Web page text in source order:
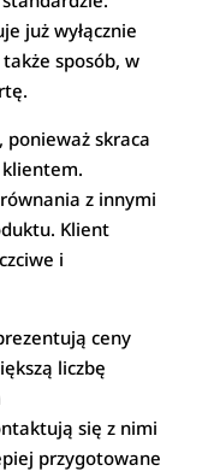
już wyłącznie
sposób, w
ponieważ skraca
z innymi
Klient
i
ceny
liczbę
się z nimi
przygotowane